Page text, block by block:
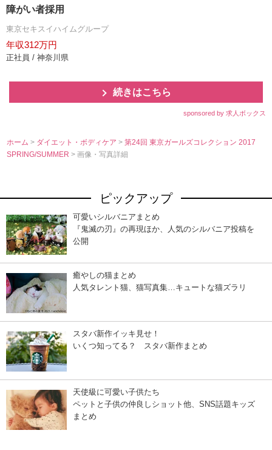
障がい者採用
東京セキスイハイムグループ
年収312万円
正社員 / 神奈川県
続きはこちら
sponsored by 求人ボックス
ホーム > ダイエット・ボディケア>第24回 東京ガールズコレクション 2017
SPRING/SUMMER> 画像・写真詳細
ピックアップ
可愛いシルバニアまとめ
『鬼滅の刃』の再現ほか、人気のシルバニア投稿を
公開
癒やしの猫まとめ
人気タレント猫、猫写真集…キュートな猫ズラリ
スタバ新作イッキ見せ！
いくつ知ってる？ スタバ新作まとめ
天使級に可愛い子供たち
ペットと子供の仲良しショット他、SNS話題キッズ
まとめ